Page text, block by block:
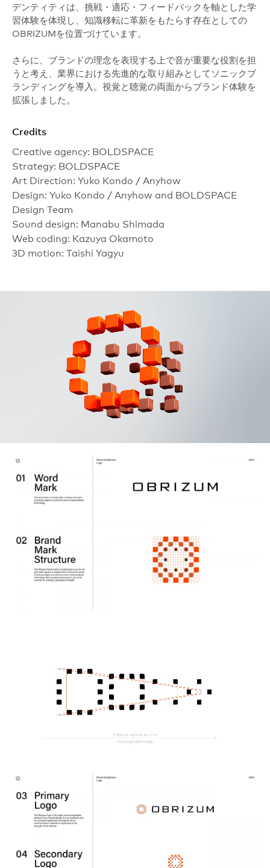
デンティティは、挑戦・適応・フィードバックを軸とした学
習体験を体現し、知識移転に革新をもたらす存在としての
OBRIZUMを位置づけています。
さらに、ブランドの理念を表現する上で音が重要な役割を担
うと考え、業界における先進的な取り組みとしてソニックブ
ランディングを導入。視覚と聴覚の両面からブランド体験を
拡張しました。
Credits
Creative agency: BOLDSPACE
Strategy: BOLDSPACE
Art Direction: Yuko Kondo / Anyhow
Design: Yuko Kondo / Anyhow and BOLDSPACE
Design Team
Sound design: Manabu Shimada
Web coding: Kazuya Okamoto
3D motion: Taishi Yagyu